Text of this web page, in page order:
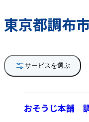
東京都調布
サービスを選ぶ
おそうじ本舗